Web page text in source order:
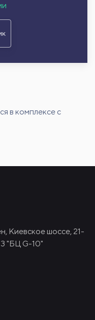
в комплексе с
Киевское шоссе, 21-
3 "БЦ G-10"